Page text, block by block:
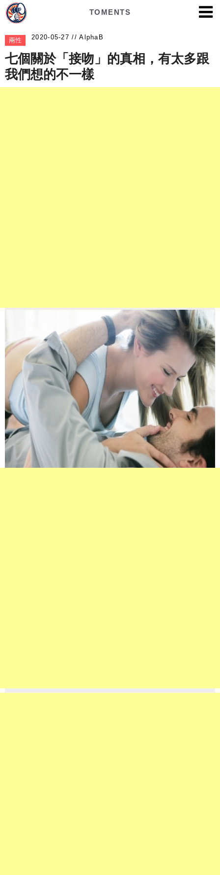
TOMENTS
兩性 AlphaB
七個關於「接吻」的真相，有太多跟
我們想的不一樣